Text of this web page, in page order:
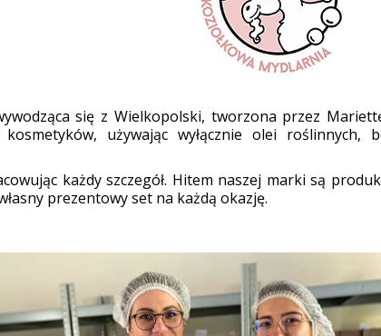
się z Wielkopolski, tworzona przez
używając wyłącznie olei roślinnych,
każdy szczegół. Hitem naszej marki są
prezentowy set na każdą okazję.